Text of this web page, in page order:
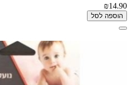
₪14.90
הוספה לסל